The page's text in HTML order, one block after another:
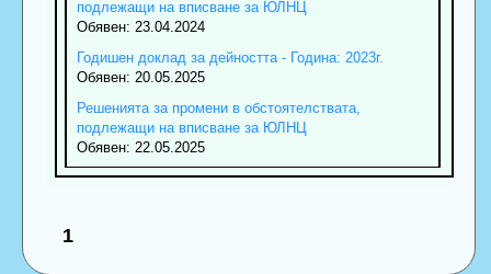
подлежащи на вписване за ЮЛНЦ
Обявен: 23.04.2024
Годишен доклад за дейността - Година: 2023г.
Обявен: 20.05.2025
Решенията за промени в обстоятелствата,
подлежащи на вписване за ЮЛНЦ
Обявен: 22.05.2025
1